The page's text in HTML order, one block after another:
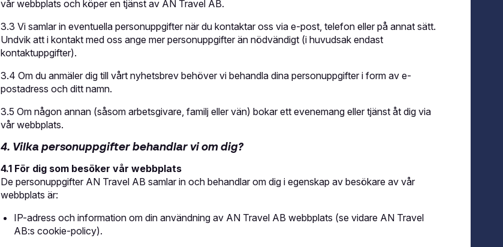
vår webbplats och köper en tjänst av AN Travel AB.
3.3 Vi samlar in eventuella personuppgifter när du kontaktar oss via e-post, telefon eller på annat sätt.
Undvik att i kontakt med oss ange mer personuppgifter än nödvändigt (i huvudsak endast
kontaktuppgifter).
3.4 Om du anmäler dig till vårt nyhetsbrev behöver vi behandla dina personuppgifter i form av e-
postadress och ditt namn.
3.5 Om någon annan (såsom arbetsgivare, familj eller vän) bokar ett evenemang eller tjänst åt dig via
vår webbplats.
4. Vilka personuppgifter behandlar vi om dig?
4.1 För dig som besöker vår webbplats
De personuppgifter AN Travel AB samlar in och behandlar om dig i egenskap av besökare av vår
webbplats är:
IP-adress och information om din användning av AN Travel AB webbplats (se vidare AN Travel
AB:s cookie-policy).